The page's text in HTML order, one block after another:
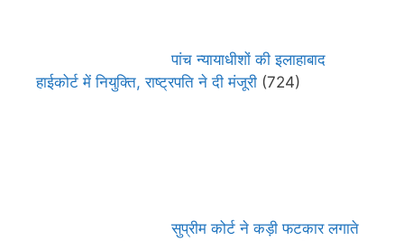
पांच न्यायाधीशों की इलाहाबाद
हाईकोर्ट में नियुक्ति, राष्ट्रपति ने दी मंजूरी (724)
सुप्रीम कोर्ट ने कड़ी फटकार लगाते